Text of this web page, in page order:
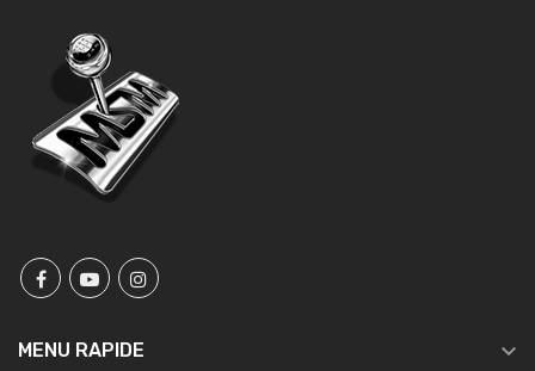
MENU RAPIDE 